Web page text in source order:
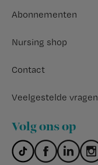
Abonnementen
Nursing shop
Contact
Veelgestelde vragen
Volg ons op